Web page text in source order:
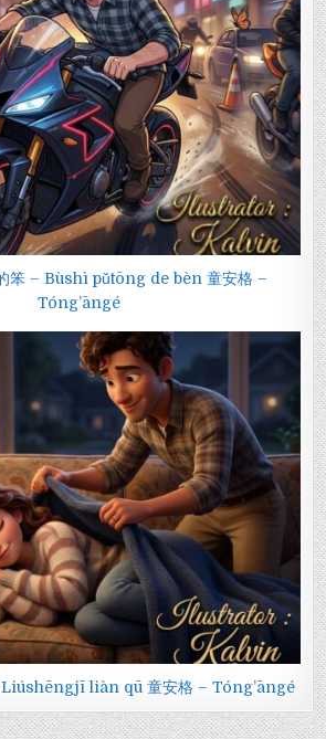
笨 – Bùshì pǔtōng de bèn 童安格 –
Tóng’āngé
liàn qū 童安格 – Tóng’āngé